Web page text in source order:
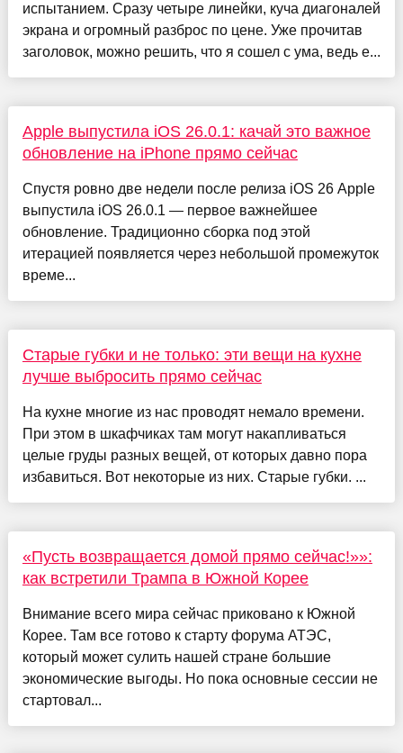
испытанием. Сразу четыре линейки, куча диагоналей
экрана и огромный разброс по цене. Уже прочитав
заголовок, можно решить, что я сошел с ума, ведь е...
Apple выпустила iOS 26.0.1: качай это важное
обновление на iPhone прямо сейчас
Спустя ровно две недели после релиза iOS 26 Apple
выпустила iOS 26.0.1 — первое важнейшее
обновление. Традиционно сборка под этой
итерацией появляется через небольшой промежуток
време...
Старые губки и не только: эти вещи на кухне
лучше выбросить прямо сейчас
На кухне многие из нас проводят немало времени.
При этом в шкафчиках там могут накапливаться
целые груды разных вещей, от которых давно пора
избавиться. Вот некоторые из них. Старые губки. ...
«Пусть возвращается домой прямо сейчас!»»:
как встретили Трампа в Южной Корее
Внимание всего мира сейчас приковано к Южной
Корее. Там все готово к старту форума АТЭС,
который может сулить нашей стране большие
экономические выгоды. Но пока основные сессии не
стартовал...